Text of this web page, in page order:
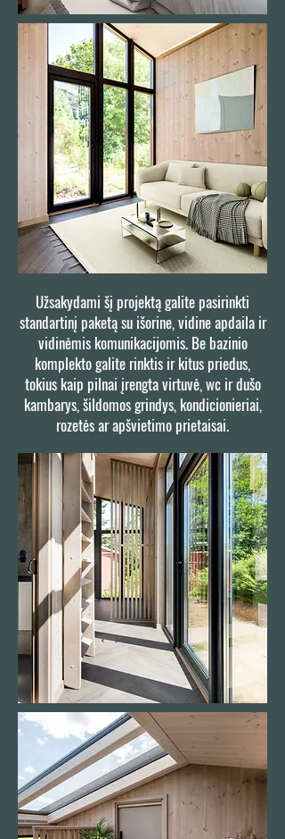
Užsakydami šį projektą galite pasirinkti
standartinį paketą su išorine, vidine apdaila ir
vidinėmis komunikacijomis. Be bazinio
komplekto galite rinktis ir kitus priedus,
tokius kaip pilnai įrengta virtuvė, wc ir dušo
kambarys, šildomos grindys, kondicionieriai,
rozetės ar apšvietimo prietaisai.